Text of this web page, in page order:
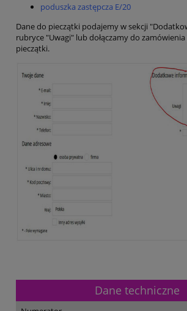
poduszka zastępcza E/20
Dane do pieczątki podajemy w sekcji
rubryce "Uwagi" lub dołączamy do
pieczątki.
Dane techniczne